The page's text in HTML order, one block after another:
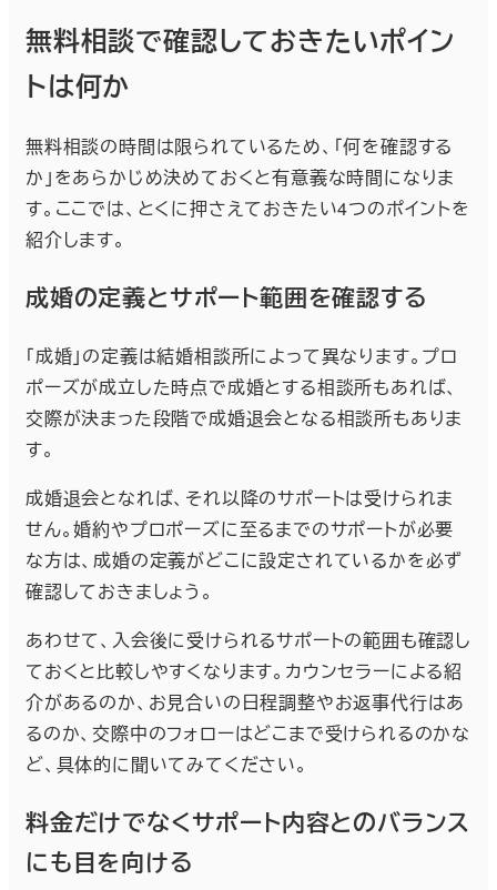
無料相談で確認しておきたいポイン
トは何か
無料相談の時間は限られているため、「何を確認する
か」をあらかじめ決めておくと有意義な時間になりま
す。ここでは、とくに押さえておきたい4つのポイントを
紹介します。
成婚の定義とサポート範囲を確認する
「成婚」の定義は結婚相談所によって異なります。プロ
ポーズが成立した時点で成婚とする相談所もあれば、
交際が決まった段階で成婚退会となる相談所もありま
す。
成婚退会となれば、それ以降のサポートは受けられま
せん。婚約やプロポーズに至るまでのサポートが必要
な方は、成婚の定義がどこに設定されているかを必ず
確認しておきましょう。
あわせて、入会後に受けられるサポートの範囲も確認し
ておくと比較しやすくなります。カウンセラーによる紹
介があるのか、お見合いの日程調整やお返事代行はあ
るのか、交際中のフォローはどこまで受けられるのかな
ど、具体的に聞いてみてください。
料金だけでなくサポート内容とのバランス
にも目を向ける